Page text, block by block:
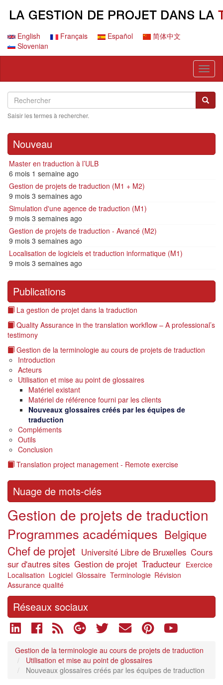
principalEnglish Français Español
简体中文
Slovenian
Search
Rechercher
Saisir les termes à rechercher.
Nouveau
Master en traduction à l’ULB
6 mois 1 semaine ago
Gestion de projets de traduction (M1 + M2)
9 mois 3 semaines ago
Simulation d'une agence de traduction (M1)
9 mois 3 semaines ago
Gestion de projets de traduction - Avancé (M2)
9 mois 3 semaines ago
Localisation de logiciels et traduction informatique (M1)
9 mois 3 semaines ago
Publications
La gestion de projet dans la traduction
Quality Assurance in the translation workflow – A professional’s
testimony
Gestion de la terminologie au cours de projets de traduction
Introduction
Acteurs
Utilisation et mise au point de glossaires
Matériel existant
Matériel de référence fourni par les clients
Nouveaux glossaires créés par les équipes de
traduction
Compléments
Outils
Conclusion
Translation project management - Remote exercise
Nuage de mots-clés
Gestion de projets de traduction
Programmes académiques Belgique
Chef de projet Université Libre de Bruxelles Cours
sur d'autres sites Gestion de projet Traducteur Exercice
Localisation Logiciel Glossaire Terminologie Révision
Assurance qualité
Réseaux sociaux
Gestion de la terminologie au cours de projets de traduction
Utilisation et mise au point de glossaires
Nouveaux glossaires créés par les équipes de traduction